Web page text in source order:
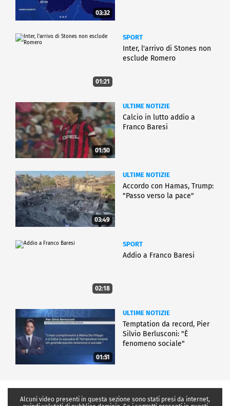
03:32
01:21
SPORT
Inter, l'arrivo di Stones non
esclude Romero
01:50
ULTIME NOTIZIE
Calcio in lutto addio a
Franco Baresi
03:49
ULTIME NOTIZIE
Accordo con Hamas, Trump:
"Passo verso la pace"
02:18
SPORT
Addio a Franco Baresi
01:51
ULTIME NOTIZIE
Temptation da record, Pier
Silvio Berlusconi: "È
fenomeno sociale"
Alcuni video presenti in questa sezione sono stati presi da internet,